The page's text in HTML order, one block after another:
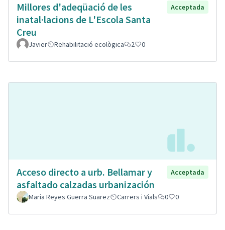
Millores d'adeqüació de les
inatal·lacions de L'Escola Santa
Creu
Acceptada
Javier Rehabilitació ecològica 2 0
Acceso directo a urb. Bellamar y
asfaltado calzadas urbanización
Acceptada
Maria Reyes Guerra Suarez Carrers i Vials 0 0